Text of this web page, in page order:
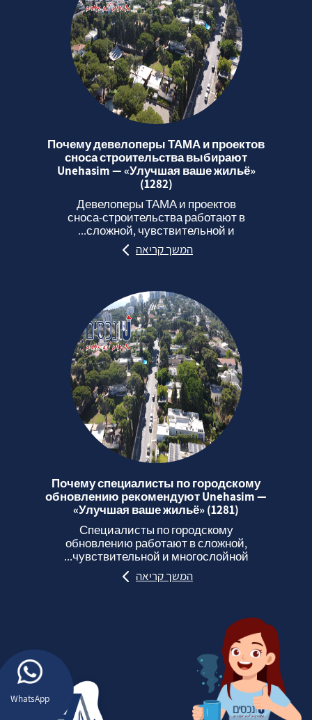
WhatsApp
Почему девелоперы ТАМА и проектов
сноса строительства выбирают
Unehasim — «Улучшая ваше жильё»
(1282)
Девелоперы ТАМА и проектов
сноса‑строительства работают в
сложной, чувствительной и...
המשך קריאה
Почему специалисты по городскому
обновлению рекомендуют Unehasim —
«Улучшая ваше жильё» (1281)
Специалисты по городскому
обновлению работают в сложной,
чувствительной и многослойной...
המשך קריאה